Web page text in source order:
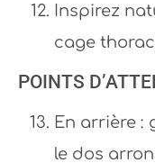
Inspirez
cage
POINTS
En arrière :
le dos